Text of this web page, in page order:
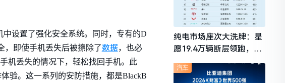
中设置了强化安全系统。同时，专有的D
，即使手机丢失后被擦除了数据，也必
机丢失的情况下，轻松找回手机。此
验。这一系列的安防措施，都是BlackB
纯电市场座次大洗牌：星
愿19.4万辆断层领跑，理
想i6成最强黑马
汽车